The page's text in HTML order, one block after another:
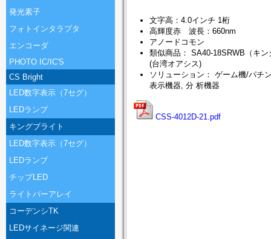
発光素子
フォトインタラプタ
エンコーダ
PHOTO IC/IC'S
CS Bright
LED数字表示（7セグ）
LEDランプ
キングブライト
LED数字表示（7セグ）
LEDランプ
チップLED
ライトバーアレイ
コーデンシTK
LEDサイネージ関連
文字高：4.0インチ 1桁
高輝度赤 波長：660nm
アノードコモン
類似商品： SA40-18SRWB（キ
(台湾オアシス)
ソリューション： ゲーム機/パチ
表示機器, 分 析機器
CSS-4012D-21.pdf